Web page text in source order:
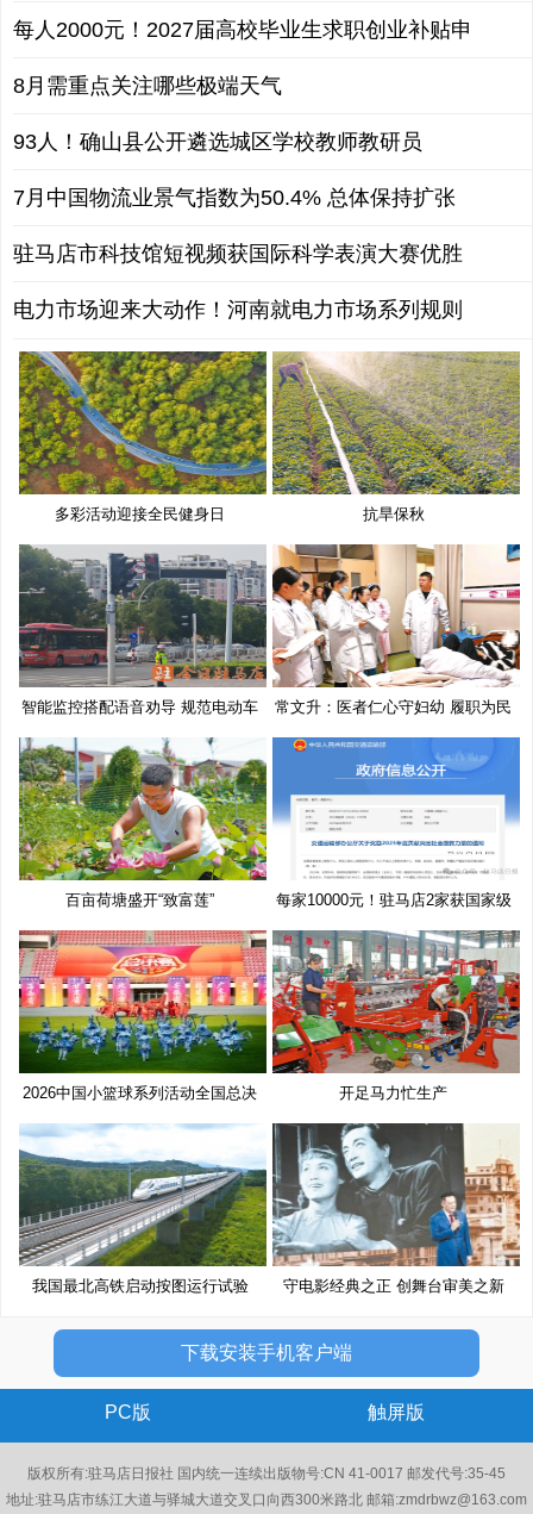
每人2000元！2027届高校毕业生求职创业补贴申
8月需重点关注哪些极端天气
93人！确山县公开遴选城区学校教师教研员
7月中国物流业景气指数为50.4% 总体保持扩张
驻马店市科技馆短视频获国际科学表演大赛优胜
电力市场迎来大动作！河南就电力市场系列规则
多彩活动迎接全民健身日 抗旱保秋
智能监控搭配语音劝导 规范电动车 常文升：医者仁心守妇幼 履职为民
百亩荷塘盛开“致富莲”
每家10000元！驻马店2家获国家级
奖
2026中国小篮球系列活动全国总决
赛
开足马力忙生产
我国最北高铁启动按图运行试验 守电影经典之正 创舞台审美之新
下载安装手机客户端
PC版 触屏版
版权所有:驻马店日报社 国内统一连续出版物号:CN 41-0017 邮发代号:35-45
地址:驻马店市练江大道与驿城大道交叉口向西300米路北 邮箱:zmdrbwz@163.com